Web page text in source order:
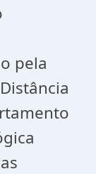
pela